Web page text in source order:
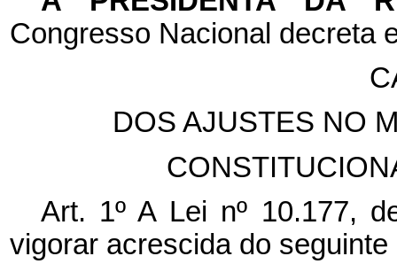
Congresso Nacional decreta
DOS AJUSTES NO
Art. 1º A Lei nº 10.177,
vigorar acrescida do seguinte